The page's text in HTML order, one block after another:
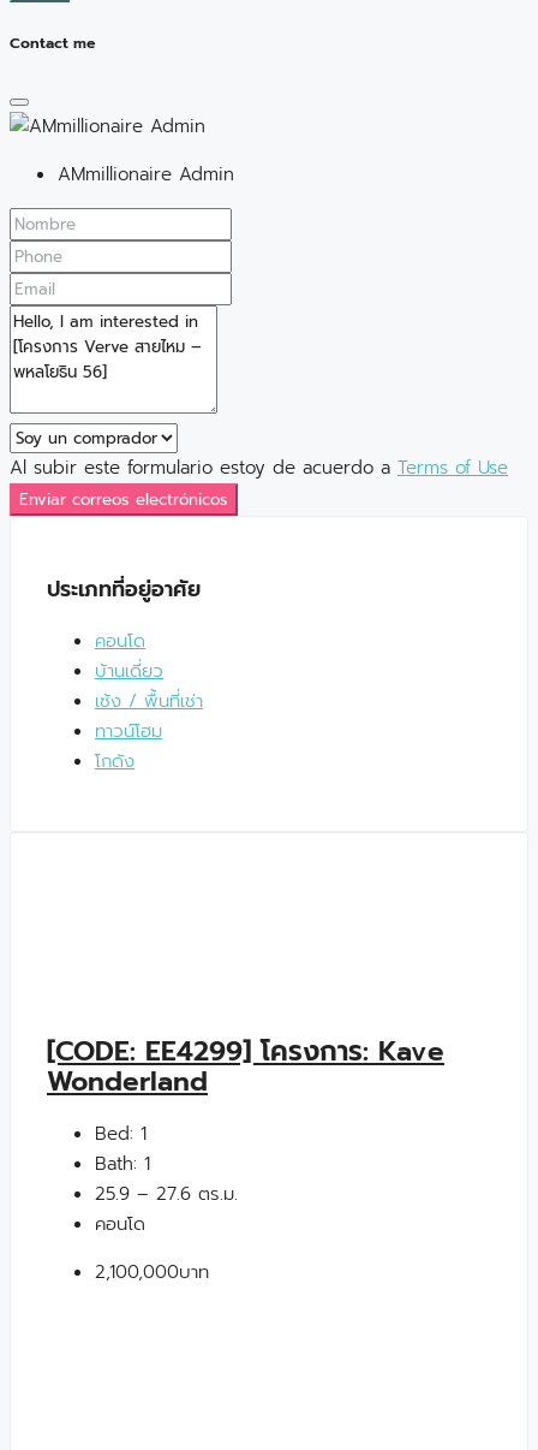
Contact me
AMmillionaire Admin
Al subir este formulario estoy de acuerdo a Terms of Use
Enviar correos electrónicos
ประเภทที่อยู่อาศัย
คอนโด
บ้านเดี่ยว
เซ้ง / พื้นที่เช่า
ทาวน์โฮม
โกดัง
[CODE: EE4299] โครงการ: Kave
Wonderland
Bed: 1
Bath: 1
25.9 – 27.6 ตร.ม.
คอนโด
2,100,000บาท